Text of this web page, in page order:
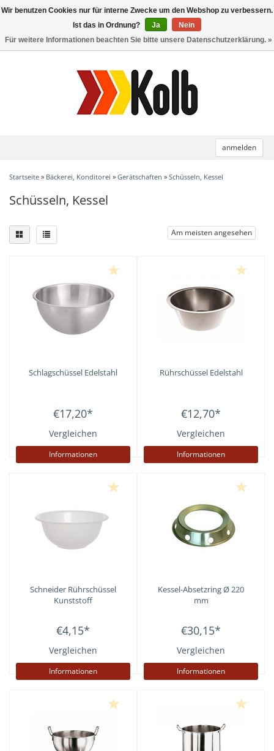
anmelden
Toggle
Startseite » Bäckerei, Konditorei » Gerätschaften » Schüsseln, Kessel
Schüsseln, Kessel
Am meisten angesehen
Schlagschüssel Edelstahl
€17,20*
Vergleichen
Informationen
Rührschüssel Edelstahl
€12,70*
Vergleichen
Informationen
Schneider Rührschüssel
Kunststoff
€4,15*
Vergleichen
Informationen
Kessel-Absetzring Ø 220
mm
€30,15*
Vergleichen
Informationen
Wir benutzen Cookies nur für interne Zwecke um den Webshop zu verbessern.
Ist das in Ordnung?
Ja
Nein
Für weitere Informationen beachten Sie bitte unsere Datenschutzerklärung. »